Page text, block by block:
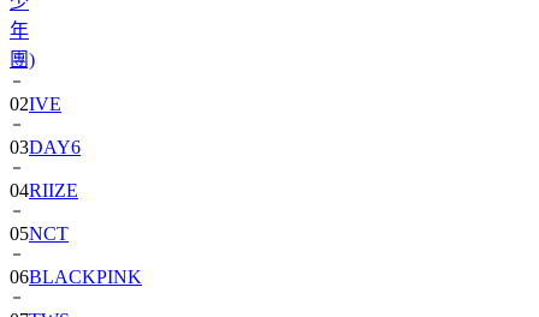
團)
02IVE
03DAY6
04RIIZE
05NCT
06BLACKPINK
07TWS